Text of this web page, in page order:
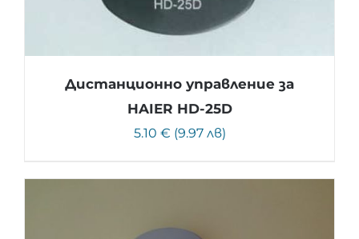
Дистанционно управление за
HAIER HD-25D
5.10 € (9.97 лв)